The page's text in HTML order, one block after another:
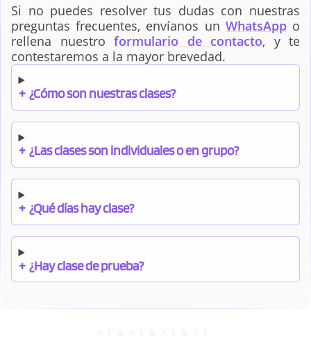
Si no puedes resolver tus dudas con nuestras
preguntas frecuentes, envíanos un WhatsAppo
rellena nuestro formulario de contacto, y te
contestaremos a la mayor brevedad.
+ ¿Cómo son nuestras clases?
+ ¿Las clases son individuales o en grupo?
+ ¿Qué días hay clase?
+ ¿Hay clase de prueba?